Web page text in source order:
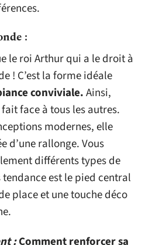
:
le roi Arthur qui a le droit à
! C’est la forme idéale
conviviale.Ainsi,
face à tous les autres.
modernes, elle
d’une rallonge. Vous
différents types de
est le pied central
place et une touche déco
:Comment renforcer sa